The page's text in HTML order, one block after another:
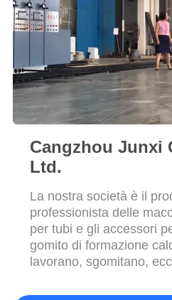
MAPPA
DEL
SITO
PRIVACY
POLICY
Cangzhou Junxi
Ltd.
La nostra società è il
professionista delle
per tubi e gli accessori
gomito di formazione
lavorano, sgomitano,